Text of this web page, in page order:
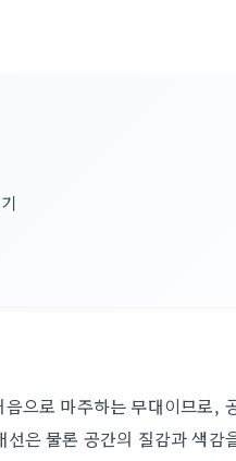
으로 마주하는 무대이므로,
은 물론 공간의 질감과 색감